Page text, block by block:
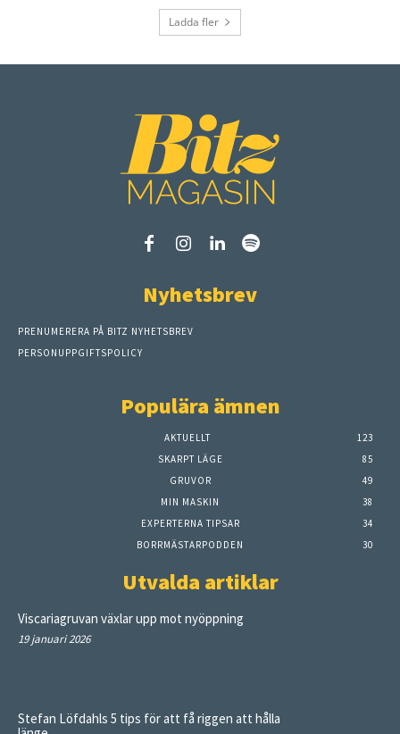
Ladda fler
Nyhetsbrev
PRENUMERERA PÅ BITZ NYHETSBREV
PERSONUPPGIFTSPOLICY
Populära ämnen
AKTUELLT
123
SKARPT LÄGE
85
GRUVOR
49
MIN MASKIN
38
EXPERTERNA TIPSAR
34
BORRMÄSTARPODDEN
30
Utvalda artiklar
Viscariagruvan växlar upp mot nyöppning
19 januari 2026
Stefan Löfdahls 5 tips för att få riggen att hålla